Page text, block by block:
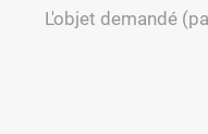
L'objet demandé